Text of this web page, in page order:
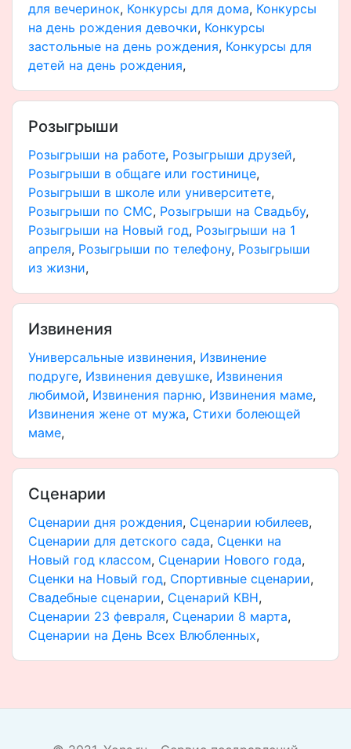
для вечеринок, Конкурсы для дома, Конкурсы
на день рождения девочки, Конкурсы
застольные на день рождения, Конкурсы для
детей на день рождения,
Розыгрыши
Розыгрыши на работе, Розыгрыши друзей,
Розыгрыши в общаге или гостинице,
Розыгрыши в школе или университете,
Розыгрыши по СМС, Розыгрыши на Свадьбу,
Розыгрыши на Новый год, Розыгрыши на 1
апреля, Розыгрыши по телефону, Розыгрыши
из жизни,
Извинения
Универсальные извинения, Извинение
подруге, Извинения девушке, Извинения
любимой, Извинения парню, Извинения маме,
Извинения жене от мужа, Стихи болеющей
маме,
Сценарии
Сценарии дня рождения, Сценарии юбилеев,
Сценарии для детского сада, Сценки на
Новый год классом, Сценарии Нового года,
Сценки на Новый год, Спортивные сценарии,
Свадебные сценарии, Сценарий КВН,
Сценарии 23 февраля, Сценарии 8 марта,
Сценарии на День Всех Влюбленных,